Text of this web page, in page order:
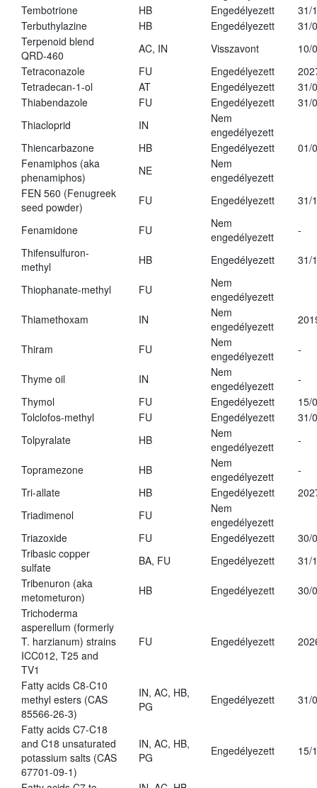
Tembotrione
HB Engedélyezett
31/
Terbuthylazine
HB Engedélyezett
31/
Terpenoid blend
QRD-460
AC, IN Visszavont
10/
Tetraconazole
FU Engedélyezett
Tetradecan-1-ol
AT Engedélyezett
31/
Thiabendazole
FU Engedélyezett
31/
Thiacloprid
IN
Nem
engedélyezett
Thiencarbazone
HB Engedélyezett
01/
Fenamiphos (aka
phenamiphos)
NE
Nem
engedélyezett
FEN 560 (Fenugreek
seed powder)
FU Engedélyezett 31/
Fenamidone FU
Nem
engedélyezett
-
Thifensulfuron-
methyl
HB Engedélyezett 31/
Thiophanate-methyl FU
Nem
engedélyezett
Thiamethoxam
IN
Nem
engedélyezett
Thiram FU
Nem
engedélyezett
-
Thyme oil IN
Nem
engedélyezett
-
Thymol
FU Engedélyezett
15/
Tolclofos-methyl
FU Engedélyezett
31/
Tolpyralate
HB
Nem
engedélyezett
-
Topramezone HB
Nem
engedélyezett
-
Tri-allate
HB Engedélyezett
Triadimenol
FU
Nem
engedélyezett
Triazoxide
FU Engedélyezett
30/
Tribasic copper
sulfate
BA, FU Engedélyezett
31/
Tribenuron (aka
metometuron)
HB Engedélyezett
30/
Trichoderma
asperellum (formerly
T. harzianum) strains
ICC012, T25 and
TV1
FU Engedélyezett
Fatty acids C8-C10
methyl esters (CAS
85566-26-3)
IN, AC, HB,
PG
Engedélyezett 31/
Fatty acids C7-C18
and C18 unsaturated
potassium salts (CAS
67701-09-1)
IN, AC, HB,
PG
Engedélyezett 15/